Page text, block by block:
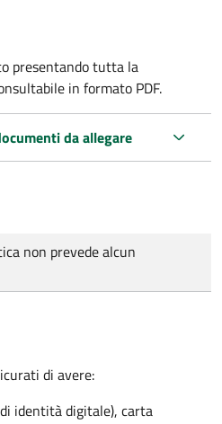
presentando tutta la
in formato PDF.
da allegare
non prevede alcun
di avere:
identità digitale), carta